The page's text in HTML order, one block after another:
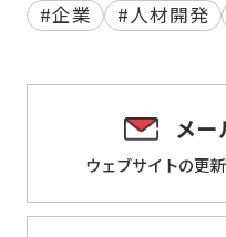
#企業
#人材開発
メ
ウェブサイトの更